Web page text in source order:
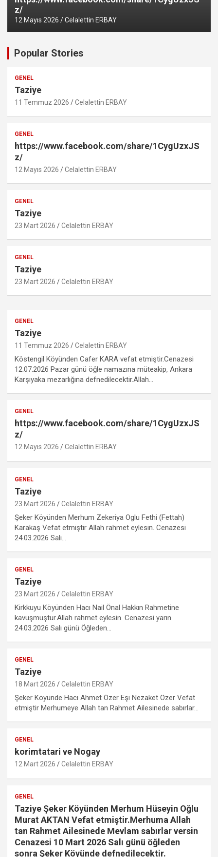
z/
12 Mayıs 2026 Celalettin ERBAY
Popular Stories
GENEL
Taziye
11 Temmuz 2026 Celalettin ERBAY
GENEL
https://www.facebook.com/share/1CygUzxJS
z/
12 Mayıs 2026 Celalettin ERBAY
GENEL
Taziye
23 Mart 2026 Celalettin ERBAY
GENEL
Taziye
23 Mart 2026 Celalettin ERBAY
GENEL
Taziye
11 Temmuz 2026 Celalettin ERBAY
Köstengil Köyünden Cafer KARA vefat etmiştir.Cenazesi
12.07.2026 Pazar günü öğle namazına müteakip, Ankara
Karşıyaka mezarlığına defnedilecektir.Allah…
GENEL
https://www.facebook.com/share/1CygUzxJS
z/
12 Mayıs 2026 Celalettin ERBAY
GENEL
Taziye
23 Mart 2026 Celalettin ERBAY
Şeker Köyünden Merhum Zekeriya Oglu Fethi (Fettah)
Karakaş Vefat etmiştir Allah rahmet eylesin. Cenazesi
24.03.2026 Salı…
GENEL
Taziye
23 Mart 2026 Celalettin ERBAY
Kirkkuyu Köyünden Hacı Nail Önal Hakkın Rahmetine
kavuşmuştur.Allah rahmet eylesin. Cenazesi yarın
24.03.2026 Salı günü Öğleden…
GENEL
Taziye
18 Mart 2026 Celalettin ERBAY
Şeker Köyünde Hacı Ahmet Özer Eşi Nezaket Özer Vefat
etmiştir Merhumeye Allah tan Rahmet Ailesinede sabırlar…
GENEL
korimtatari ve Nogay
12 Mart 2026 Celalettin ERBAY
GENEL
Taziye Şeker Köyünden Merhum Hüseyin Oğlu
Murat AKTAN Vefat etmiştir.Merhuma Allah
tan Rahmet Ailesinede Mevlam sabırlar versin
Cenazesi 10 Mart 2026 Salı günü öğleden
sonra Şeker Köyünde defnedilecektir.